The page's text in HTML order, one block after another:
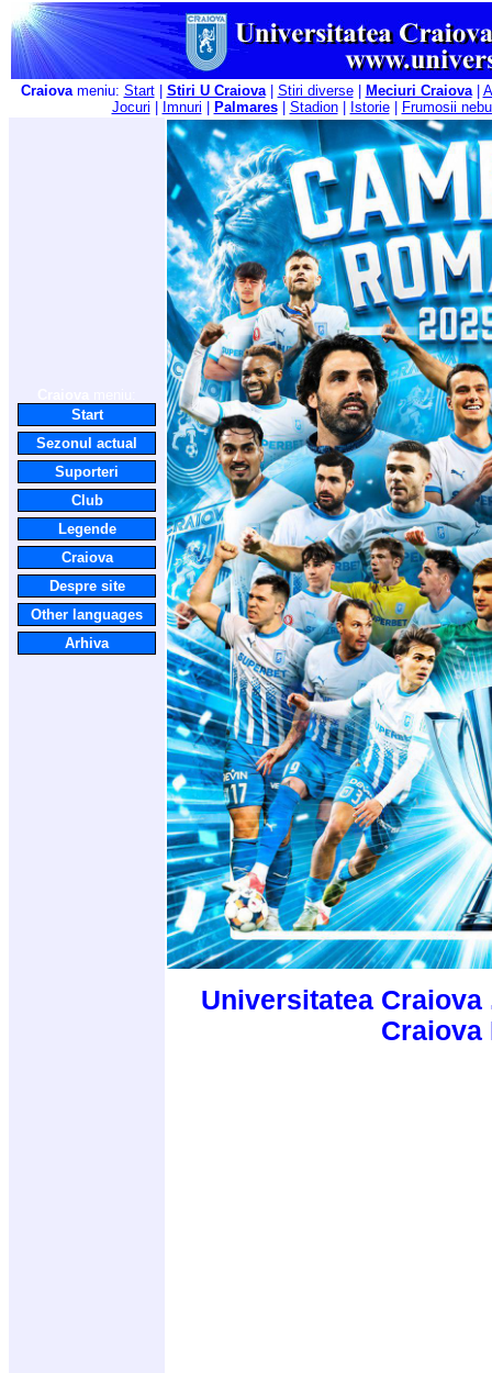
Craiovameniu: Start| Stiri U Craiova| Stiri diverse| Meciuri Craiova|
Jocuri
Imnuri Palmares| Stadion| Istorie| Frumosii
Start
Sezonul actual
Suporteri
Club
Legende
Craiova
Despre site
Other languages
Arhiva
Universitatea
Craiova